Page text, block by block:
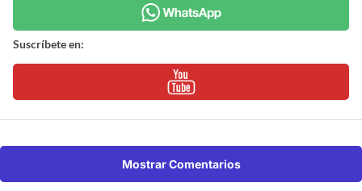
Suscríbete en:
Mostrar Comentarios